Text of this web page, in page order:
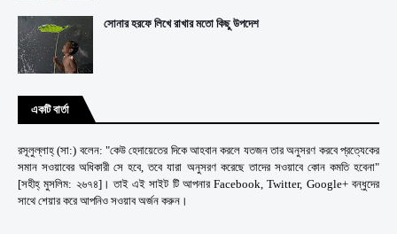
সোনার হরফে লিখে রাখার মতো কিছু উপদেশ
একটি বার্তা
রসূলুল্লাহ্ (সা:) বলেন: "কেউ হেদায়েতের দিকে আহবান করলে যতজন তার অনুসরণ করবে প্রত্যেকের
সমান সওয়াবের অধিকারী সে হবে, তবে যারা অনুসরণ করেছে তাদের সওয়াবে কোন কমতি হবেনা"
[সহীহ্ মুসলিম: ২৬৭৪]। তাই এই সাইট টি আপনার Facebook, Twitter, Google+ বন্ধুদের
সাথে শেয়ার করে আপনিও সওয়াব অর্জন করুন।